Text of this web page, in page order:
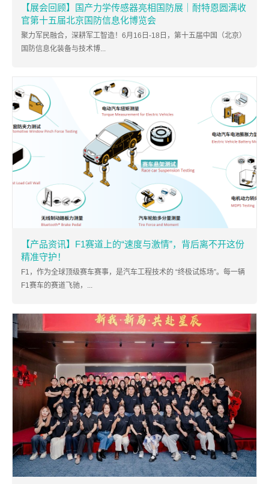
【展会回顾】国产力学传感器亮相国防展｜耐特恩圆满收
官第十五届北京国防信息化博览会
聚力军民融合，深耕军工智造！6月16日-18日，第十五届中国（北京）
国防信息化装备与技术博...
【产品资讯】F1赛道上的“速度与激情”，背后离不开这份
精准守护！
F1，作为全球顶级赛车赛事，是汽车工程技术的 “终极试炼场”。每一辆
F1赛车的赛道飞驰，...